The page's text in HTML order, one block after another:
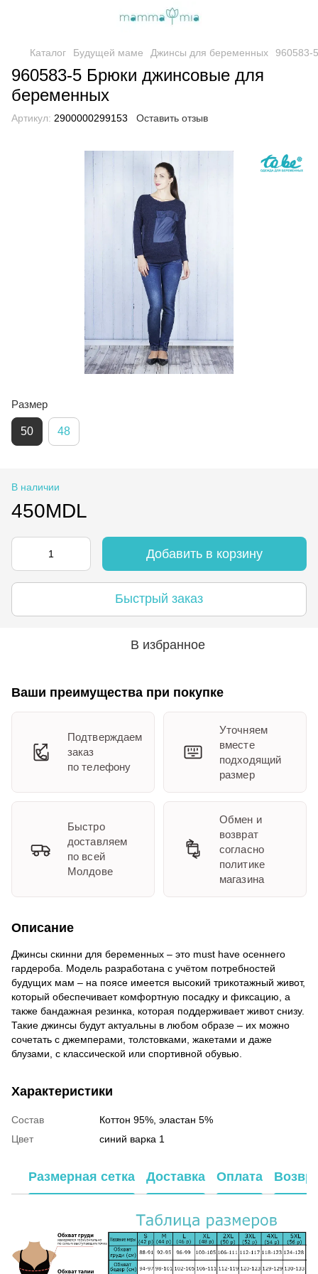
Каталог Будущей маме Джинсы для беременных 960583-
960583-5 Брюки джинсовые для
беременных
Артикул: 2900000299153 Оставить отзыв
Размер
50 48
В наличии
450MDL
Добавить в корзину
Быстрый заказ
В избранное
Ваши преимущества при покупке
Подтверждаем
заказ
по телефону
Уточняем
вместе
подходящий
размер
Быстро
доставляем
по всей
Молдове
Обмен и
возврат
согласно
политике
магазина
Описание
Джинсы скинни для беременных – это must have осеннего
гардероба. Модель разработана с учётом потребностей
будущих мам – на поясе имеется высокий трикотажный живот,
который обеспечивает комфортную посадку и фиксацию, а
также бандажная резинка, которая поддерживает живот снизу.
Такие джинсы будут актуальны в любом образе – их можно
сочетать с джемперами, толстовками, жакетами и даже
блузами, с классической или спортивной обувью.
Характеристики
Состав
Коттон 95%, эластан 5%
Цвет
синий варка 1
Размерная сетка Доставка Оплата